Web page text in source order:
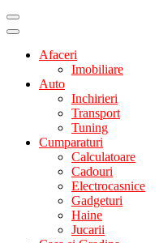
Afaceri
Imobiliare
Auto
Inchirieri
Transport
Tuning
Cumparaturi
Calculatoare
Cadouri
Electrocasnice
Gadgeturi
Haine
Jucarii